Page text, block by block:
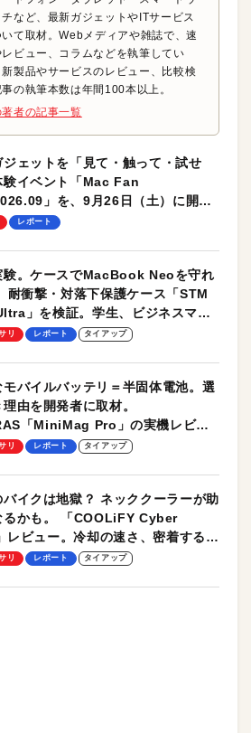
チなど、最新ガジェットやITサービス
いて取材。Webメディアや雑誌で、速
ビュー、コラムなどを執筆してい
新製品やサービスのレビュー、比較検
の執筆本数は年間100本以上。
著者の記事一覧
ジェットを「見て・触って・試せ
験イベント「Mac Fan
」を、9月26日（土）に開催
！レポート
験。ケースでMacBook Neoを守れ
耐衝撃・対落下保護ケース「STM
」を検証。学生、ビジネスマン
イルユースに最適！
リ レポート タイアップ
モバイルバッテリ＝半固体電池。選
由を開発者に取材。
「MiniMag Pro」の実機レビュ
リ レポート タイアップ
バイクは地獄？ ネッククーラーが助
るかも。 「COOLiFY Cyber
レビュー。冷却の速さ、密着する冷
ト、シンプルな操作性がグッド！
リ レポート タイアップ